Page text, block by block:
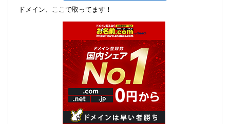
ドメイン、ここで取ってます！